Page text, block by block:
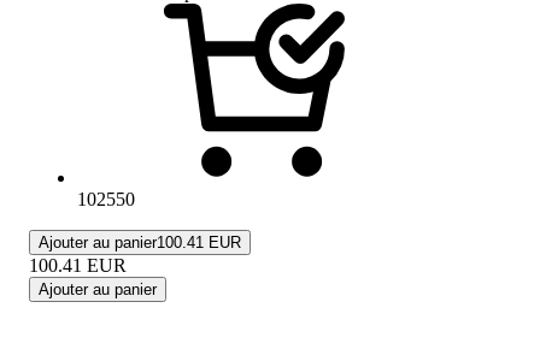
102550
Ajouter au panier100.41 EUR
100.41 EUR
Ajouter au panier